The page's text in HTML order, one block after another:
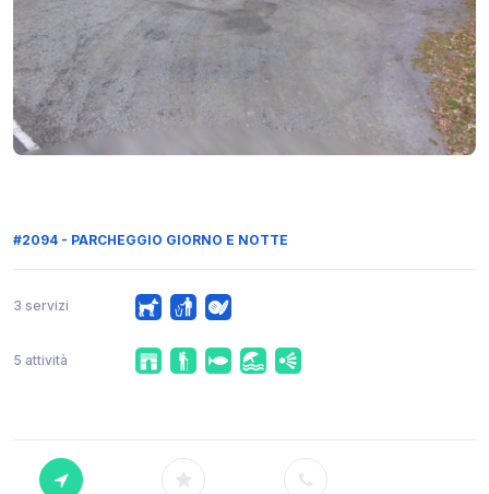
#2094 - PARCHEGGIO GIORNO E NOTTE
3 servizi
5 attività